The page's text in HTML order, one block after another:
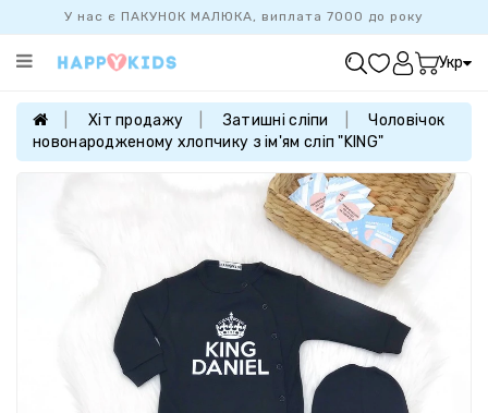
У нас є ПАКУНОК МАЛЮКА, виплата 7000 до року
Категорії
ПРОДАЖУ
БАЗОВА
НОВОНАРОДЖЕНИМ
Укр
Хіт продажу Затишні сліпи
Чоловічок
новонародженому хлопчику з ім'ям сліп "KING"